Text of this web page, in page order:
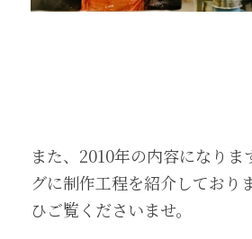
また、2010年の内容になりま
グに制作工程を紹介しており
ひご覧くださいませ。